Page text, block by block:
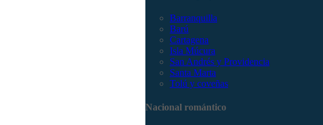
Barranquilla
Barú
Cartagena
Isla Múcura
San Andrés y Providencia
Santa Marta
Tolú y coveñas
Nacional romántico